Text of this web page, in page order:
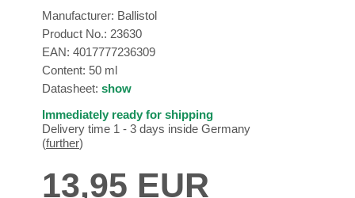
Manufacturer: Ballistol
Product No.: 23630
EAN: 4017777236309
Content: 50 ml
Datasheet: show
Immediately ready for shipping
Delivery time 1 - 3 days inside Germany
(further)
13,95 EUR